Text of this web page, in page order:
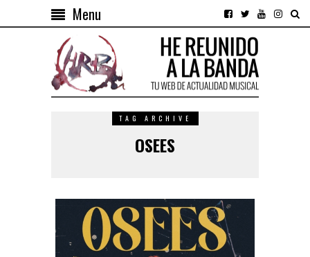
Menu
TAG ARCHIVE
OSEES